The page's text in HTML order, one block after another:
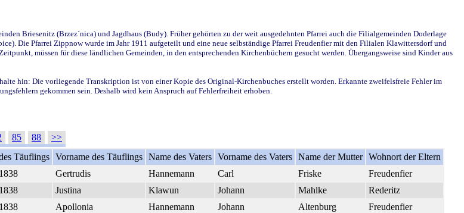
Briesenitz (Brzez`nica) und Jagdhaus (Budy). Früher gehörten zu der weit ausgedehnten Pfarrei auch die Filialgemeinden Doderlage
Die Pfarrei Zippnow wurde im Jahr 1911 aufgeteilt und eine neue selbständige Pfarrei Freudenfier mit den Filialen Klawittersdorf und
müssen für diese ländlichen Gemeinden, in den entsprechenden Kirchenbüchern gesucht werden. Übergangsweise sind Kinder aus
hin: Die vorliegende Transkription ist von einer Kopie des Original-Kirchenbuches erstellt worden. Erkannte zweifelsfreie Fehler im
gekommen sein. Deshalb wird kein Anspruch auf Fehlerfreiheit erhoben.
85 88
>>
Täuflings Vorname des Täuflings Name des Vaters Vorname des Vaters Name der Mutter Wohnort der Eltern
Gertrudis Hannemann Carl Friske
Freudenfier
Justina Klawun Johann Mahlke
Rederitz
Apollonia Hannemann Johann Altenburg Freudenfier